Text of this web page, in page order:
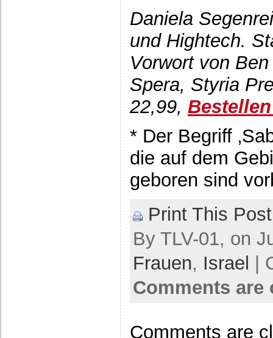
Daniela
und Hightech.
Vorwort von
Spera, Styria
22,99,
* Der Begriff
die auf dem
geboren sind
Print This Post
By TLV-01, on
Frauen, Israel
|
Comments are
Comments are